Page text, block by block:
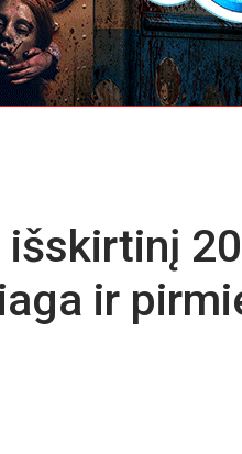
išskirtinį
ir